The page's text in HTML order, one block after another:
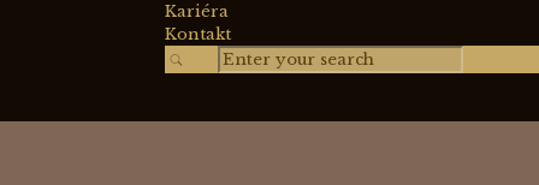
Kariéra
Kontakt